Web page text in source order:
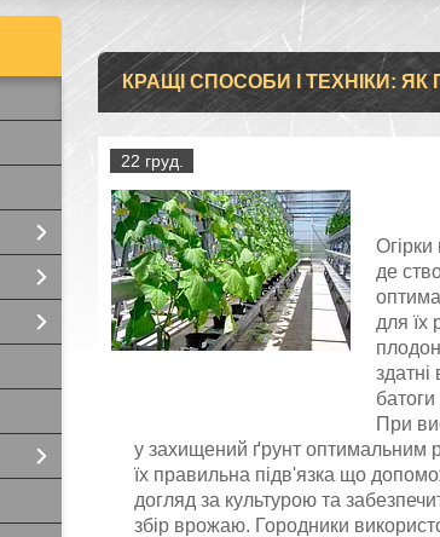
КРАЩІ СПОСОБИ І ТЕХНІКИ: ЯК
22 груд.
Огірки
де
для їх
здатні
При
у захищений ґрунт оптимальним
їх правильна підв'язка що
догляд за культурою та
збір врожаю. Городники